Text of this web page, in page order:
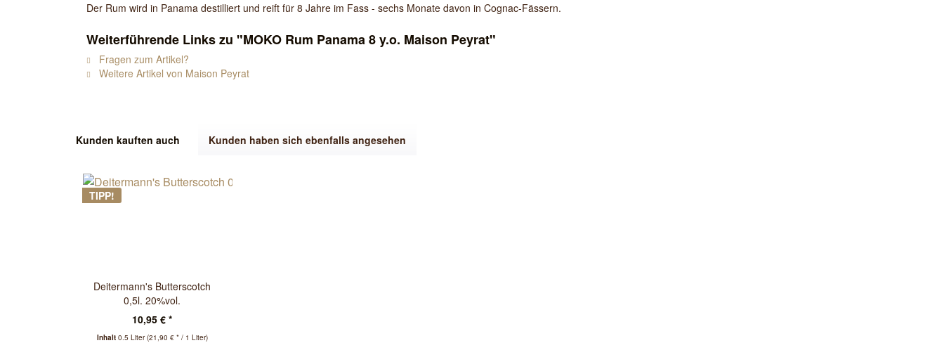
Der Rum wird in Panama destilliert und reift für 8 Jahre im Fass - sechs Monate davon in Cognac-Fässern.
Weiterführende Links zu "MOKO Rum Panama 8 y.o. Maison Peyrat"
Fragen zum Artikel?
Weitere Artikel von Maison Peyrat
Kunden kauften auch Kunden haben sich ebenfalls angesehen
TIPP!
Deitermann's Butterscotch
0,5l. 20%vol.
10,95 € *
Inhalt 0.5 Liter(21,90 € * / 1 Liter)